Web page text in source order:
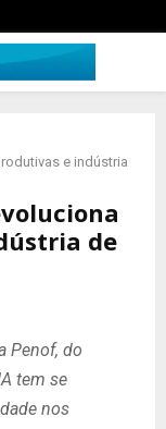
e indústria
de
Penof, do
tem se
nos